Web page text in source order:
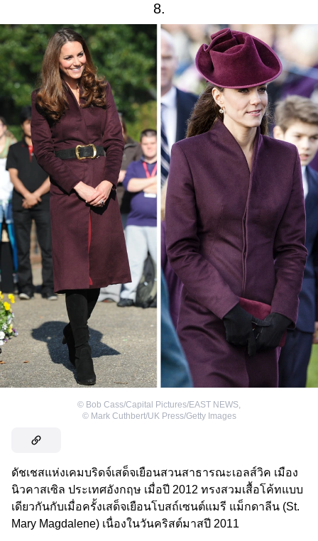
8.
© Bob Cass/Capital Pictures/EAST NEWS,
© Mark Cuthbert/UK Press/Getty Images
ดัชเชสแห่งเคมบริดจ์เสด็จเยือนสวนสาธารณะเอลส์วิค เมือง
นิวคาสเซิล ประเทศอังกฤษ เมื่อปี 2012 ทรงสวมเสื้อโค้ทแบบ
เดียวกันกับเมื่อครั้งเสด็จเยือนโบสถ์เซนต์แมรี แม็กดาลีน (St.
Mary Magdalene) เนื่องในวันคริสต์มาสปี 2011